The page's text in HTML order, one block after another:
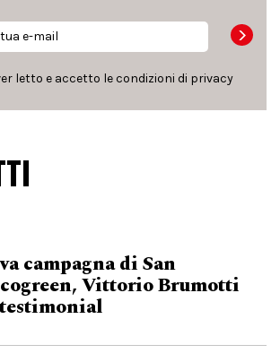
letto e accetto le condizioni di privacy
campagna di San
Vittorio Brumotti